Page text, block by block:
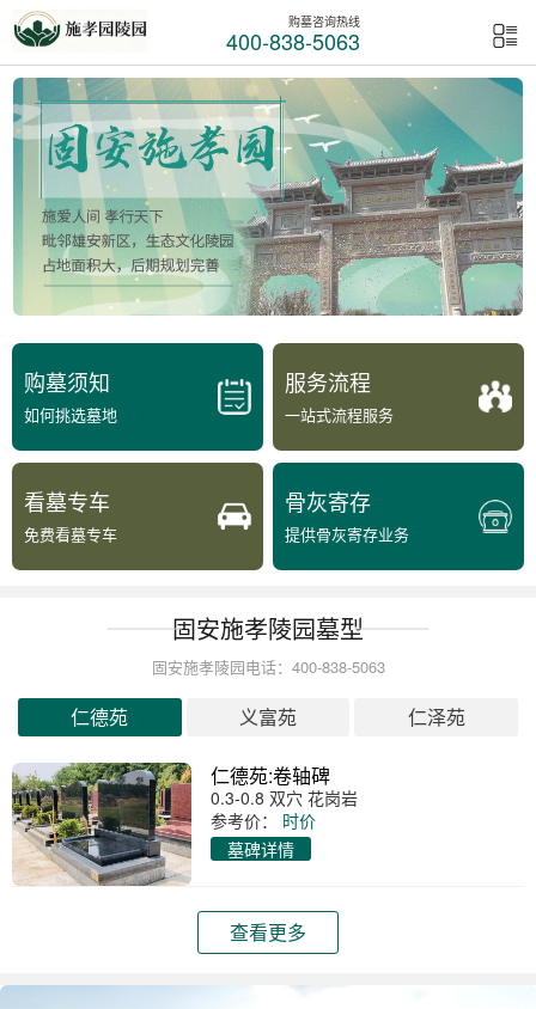
购墓咨询热线
400-838-5063
购墓须知
如何挑选墓地
服务流程
一站式流程服务
看墓专车
免费看墓专车
骨灰寄存
提供骨灰寄存业务
固安施孝陵园墓型
固安施孝陵园电话：400-838-5063
仁德苑 义富苑 仁泽苑
仁德苑:卷轴碑
0.3-0.8 双穴 花岗岩
参考价：
时价
墓碑详情
查看更多